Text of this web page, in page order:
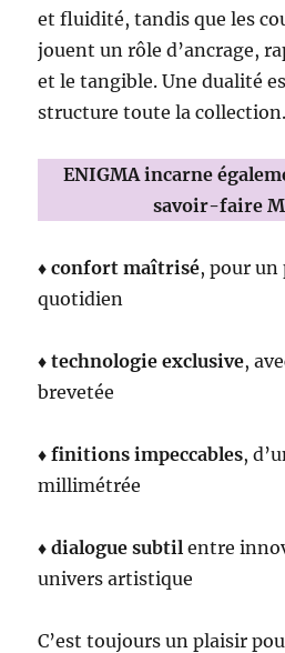
et fluidité, tandis que les
jouent un rôle d’ancrage,
et le tangible. Une dualité
structure toute la collection.
ENIGMA incarne
savoir-faire
♦confort maîtrisé, pour
quotidien
♦technologie exclusive,
brevetée
♦finitions impeccables,
millimétrée
♦dialogue subtil entre
univers artistique
C’est toujours un plaisir